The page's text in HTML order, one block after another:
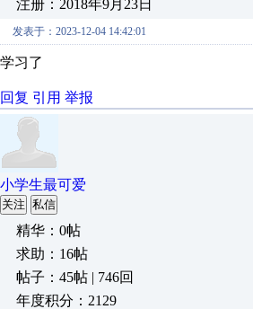
注册：2018年9月23日
发表于：2023-12-04 14:42:01
学习了
回复 引用 举报
小学生最可爱
关注 私信
精华：0帖
求助：16帖
帖子：45帖 | 746回
年度积分：2129